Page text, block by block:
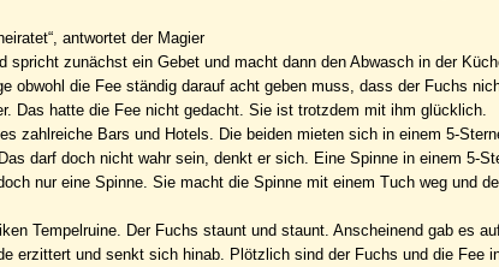
antwortet der Magier
zunächst ein Gebet und macht dann den Abwasch in der
obwohl die Fee ständig darauf acht geben muss, dass der Fuchs
Das hatte die Fee nicht gedacht. Sie ist trotzdem mit ihm glücklich.
zahlreiche Bars und Hotels. Die beiden mieten sich in einem 5-
darf doch nicht wahr sein, denkt er sich. Eine Spinne in einem 5-
nur eine Spinne. Sie macht die Spinne mit einem Tuch weg und
Tempelruine. Der Fuchs staunt und staunt. Anscheinend gab es
erzittert und senkt sich hinab. Plötzlich sind der Fuchs und die Fee